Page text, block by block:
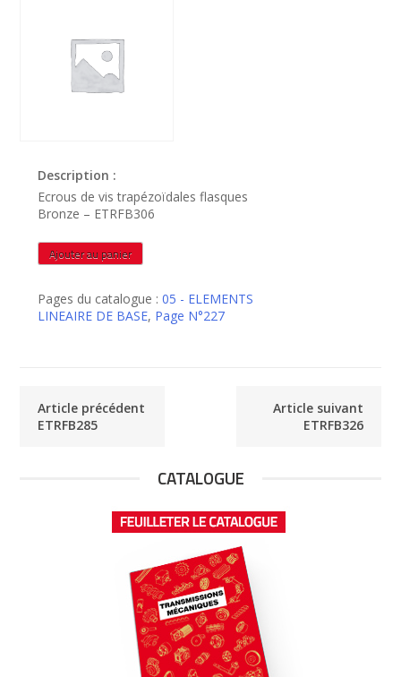
Description :
Ecrous de vis trapézoïdales flasques
Bronze – ETRFB306
quantité
de
Ajouter au panier
Pages du catalogue :05 - ELEMENTS
LINEAIRE DE BASE, Page N°227
Article précédent
ETRFB285
Article suivant
ETRFB326
CATALOGUE